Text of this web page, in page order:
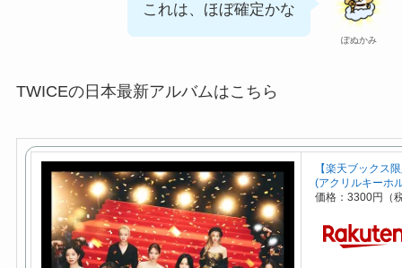
ぽぬかみ
これは、ほぼ確定かな
TWICEの日本最新アルバムはこちら
【楽天ブックス
(アクリルキーホ
価格：3300円（